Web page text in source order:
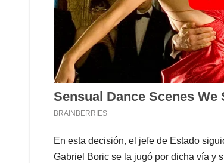
En esta decisión, el jefe de Estado
Gabriel Boric se la jugó por dicha vía y